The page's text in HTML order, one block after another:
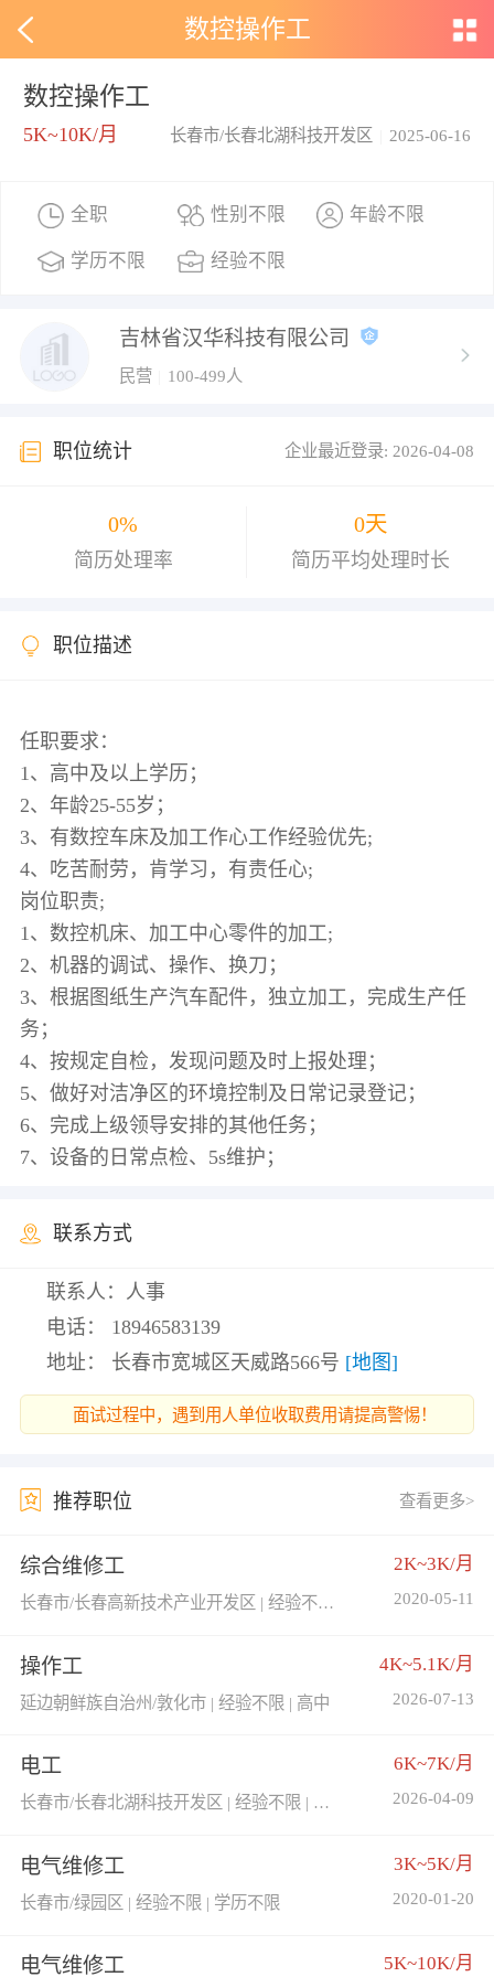
数控操作工
数控操作工
5K~10K/月 2025-06-16
长春市/长春北湖科技开发区
全职 性别不限 年龄不限
学历不限 经验不限
吉林省汉华科技有限公司
民营 100-499人
职位统计 企业最近登录: 2026-04-08
0%
简历处理率
0天
简历平均处理时长
职位描述
任职要求：
1、高中及以上学历；
2、年龄25-55岁；
3、有数控车床及加工作心工作经验优先;
4、吃苦耐劳，肯学习，有责任心;
岗位职责;
1、数控机床、加工中心零件的加工;
2、机器的调试、操作、换刀；
3、根据图纸生产汽车配件，独立加工，完成生产任
务；
4、按规定自检，发现问题及时上报处理；
5、做好对洁净区的环境控制及日常记录登记；
6、完成上级领导安排的其他任务；
联系方式
联系人：人事
电话： 18946583139
地址： 长春市宽城区天威路566号 [地图]
面试过程中，遇到用人单位收取费用请提高警惕！
推荐职位 查看更多>
综合维修工 2K~3K/月
长春市/长春高新技术产业开发区 | 经验不限 | 学历不限 2020-05-11
操作工 4K~5.1K/月
延边朝鲜族自治州/敦化市 | 经验不限 | 高中 2026-07-13
电工 6K~7K/月
长春市/长春北湖科技开发区 | 经验不限 | 学历不限 2026-04-09
电气维修工 3K~5K/月
长春市/绿园区 | 经验不限 | 学历不限 2020-01-20
电气维修工 5K~10K/月